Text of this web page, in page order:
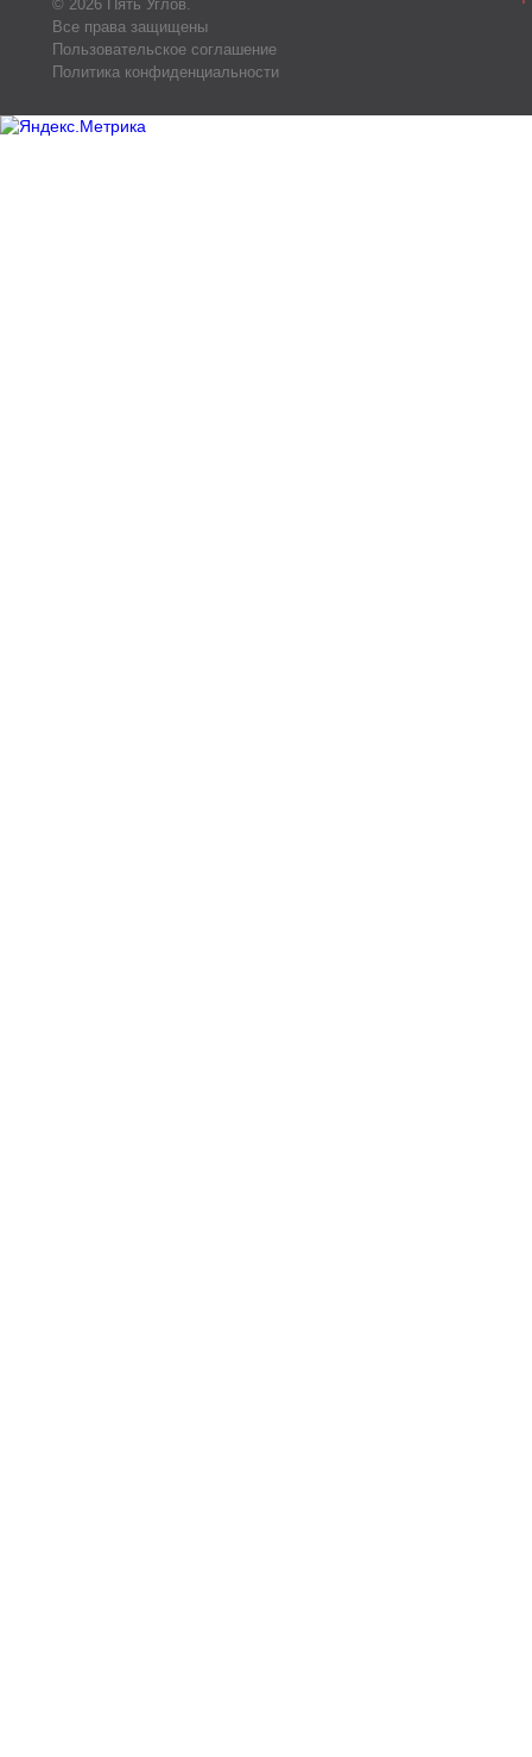
© 2026 Пять Углов.
Все права защищены
Пользовательское соглашение
Политика конфиденциальности